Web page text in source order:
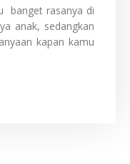
banget rasanya di
anak, sedangkan
kapan kamu